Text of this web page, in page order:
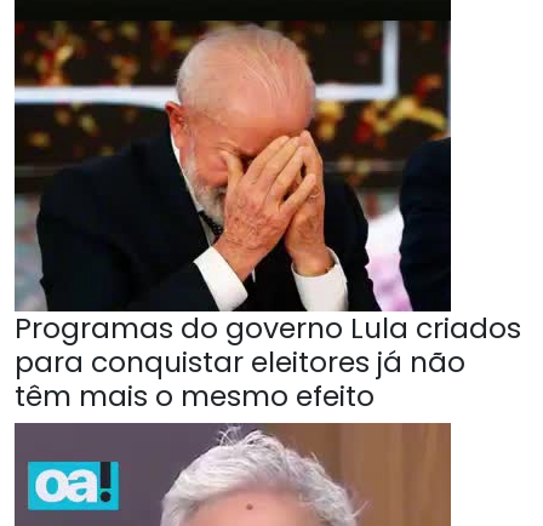
Programas do governo Lula criados
para conquistar eleitores já não
têm mais o mesmo efeito